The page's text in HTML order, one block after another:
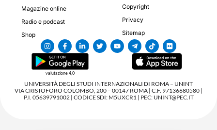
Magazine online
Radio e podcast
Shop
Copyright
Privacy
Sitemap
valutazione 4,0
UNIVERSITÀ DEGLI STUDI INTERNAZIONALI DI ROMA – UNINT
VIA CRISTOFORO COLOMBO, 200 – 00147 ROMA | C.F. 97136680580 |
P.I. 05639791002 | CODICE SDI: M5UXCR1 | PEC: UNINT@PEC.IT